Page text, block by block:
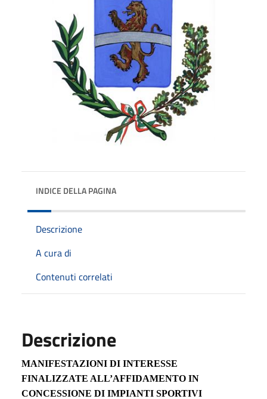
INDICE DELLA PAGINA
Descrizione
A cura di
Contenuti correlati
Descrizione
MANIFESTAZIONI DI INTERESSE
FINALIZZATE ALL’AFFIDAMENTO IN
CONCESSIONE DI IMPIANTI SPORTIVI